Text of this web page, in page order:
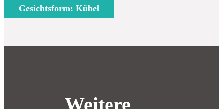
Gesichtsform: Kübel
Weitere